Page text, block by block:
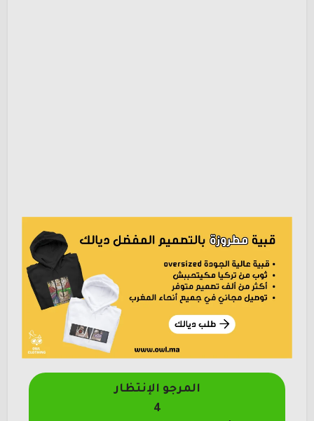
المرجو الإنتظار
4